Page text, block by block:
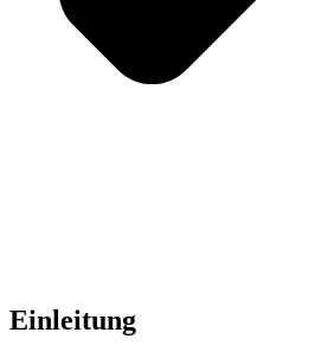
Einleitung